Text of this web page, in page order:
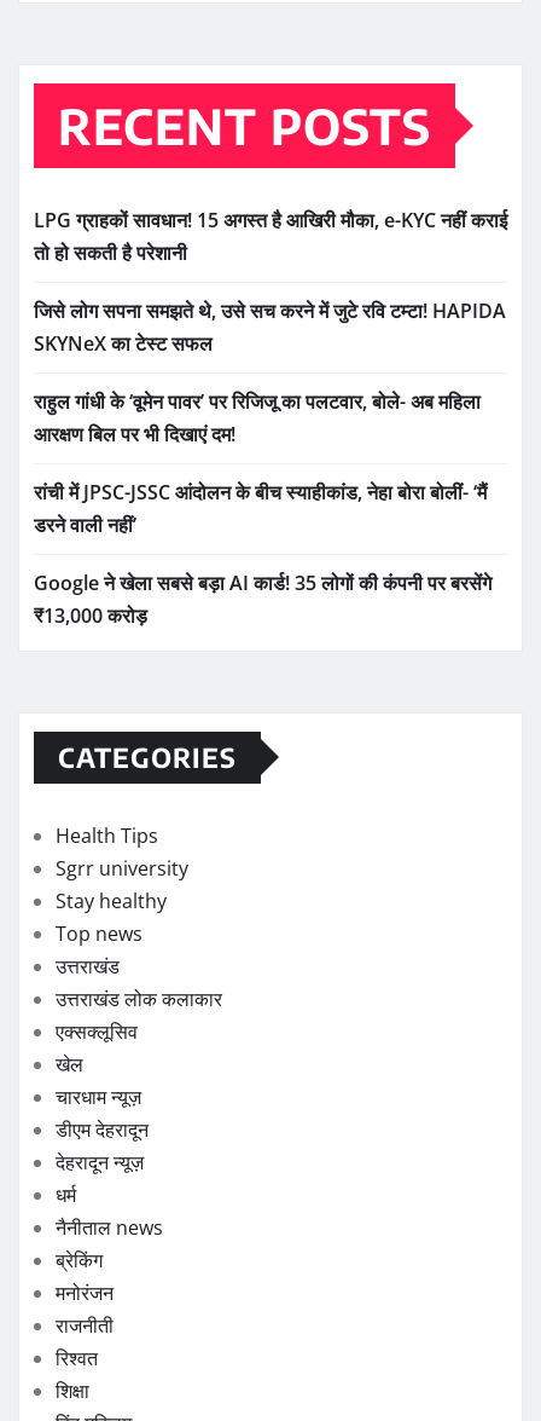
RECENT POSTS
LPG ग्राहकों सावधान! 15 अगस्त है आखिरी मौका, e-KYC नहीं कराई
तो हो सकती है परेशानी
जिसे लोग सपना समझते थे, उसे सच करने में जुटे रवि टम्टा! HAPIDA
SKYNeX का टेस्ट सफल
राहुल गांधी के ‘वूमेन पावर’ पर रिजिजू का पलटवार, बोले- अब महिला
आरक्षण बिल पर भी दिखाएं दम!
रांची में JPSC-JSSC आंदोलन के बीच स्याहीकांड, नेहा बोरा बोलीं- ‘मैं
डरने वाली नहीं’
Google ने खेला सबसे बड़ा AI कार्ड! 35 लोगों की कंपनी पर बरसेंगे
₹13,000 करोड़
CATEGORIES
Health Tips
Sgrr university
Stay healthy
Top news
उत्तराखंड
उत्तराखंड लोक कलाकार
एक्सक्लूसिव
खेल
चारधाम न्यूज़
डीएम देहरादून
देहरादून न्यूज़
धर्म
नैनीताल news
ब्रेकिंग
मनोरंजन
राजनीती
रिश्वत
शिक्षा